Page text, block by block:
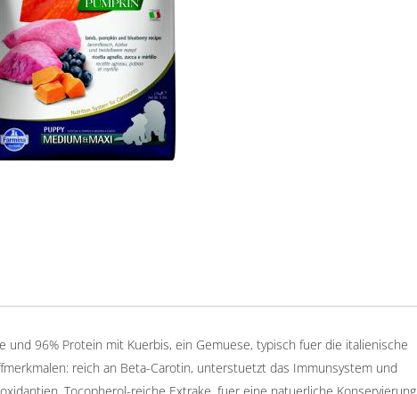
und 96% Protein mit Kuerbis, ein Gemuese, typisch fuer die italienische
reich an Beta-Carotin, unterstuetzt das Immunsystem und